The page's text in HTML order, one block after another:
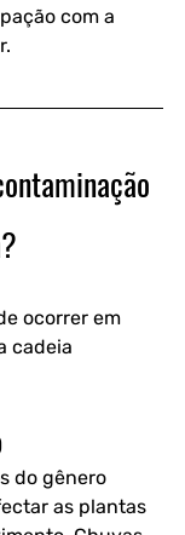
com a
ocorrer em
cadeia
do gênero
as plantas